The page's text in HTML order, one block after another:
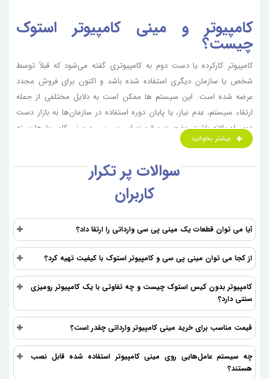
کامپیوتر و مینی کامپیوتر استوک
چیست؟
کامپیوتر کارکرده یا دست دوم به کامپیوتری گفته می‌شود که قبلاً توسط
شخص یا سازمان دیگری استفاده شده باشد و اکنون برای فروش مجدد
عرضه شده است. این سیستم ها ممکن است به دلایل مختلفی از جمله
ارتقاء سیستم، عدم نیاز، یا پایان دوره استفاده در سازمان‌ها به بازار دست
دوم راه یافته باشند. وضعیت و قیمت این پی سی و مینی کامپیوترها بسته
به میزان استفاده، سن، قطعات سخت افزاری، شرایط نگهداری آن‌ها متفاوت
اما نیازمند دقت در بررسی وضعیت سخت‌افزاری و اطمینان از عملکرد صحیح
انواع کامپیوتر و مینی کامپیوتر استوک
براساس مدل
کامپیوتر کار کرده در مدل‌های مختلفی از نظر اندازه، قیمت و کاربرد عرضه
می‌شوند. این تنوع به کاربران امکان می‌دهد تا با توجه به نیازها و بودجه
خود، گزینه‌های متفاوتی را انتخاب کنند. از کامپیوترهای کوچک و قابل حمل
برای استفاده روزمره و دانشجویی گرفته تا سیستم‌های قدرتمند و بزرگ‌تر
برای کارهای حرفه‌ای و بازی، در بازار می‌توان یافت. این کامپیوترها می‌توانند
در چند دسته مختلف قرار بگیرند:
کامپیوت دسکتاپ (Desktop)
بیشتر بخوانید
سوالات پر تکرار
کاربران
آیا می توان قطعات یک مینی پی سی وارداتی را ارتقا داد؟
از کجا می توان مینی پی سی و کامپیوتر استوک با کیفیت تهیه کرد؟
کامپیوتر بدون کیس استوک چیست و چه تفاوتی با یک کامپیوتر رومیزی
سنتی دارد؟
قیمت مناسب برای خرید مینی کامپیوتر وارداتی چقدر است؟
چه سیستم عامل‌هایی روی مینی کامپیوتر استفاده شده قابل نصب
هستند؟